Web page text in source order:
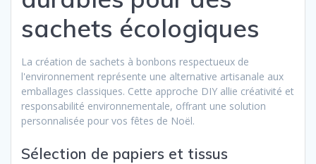
sachets écologiques
La création de sachets à bonbons respectueux de
l'environnement représente une alternative artisanale aux
emballages classiques. Cette approche DIY allie créativité et
responsabilité environnementale, offrant une solution
personnalisée pour vos fêtes de Noël.
Sélection de papiers et tissus